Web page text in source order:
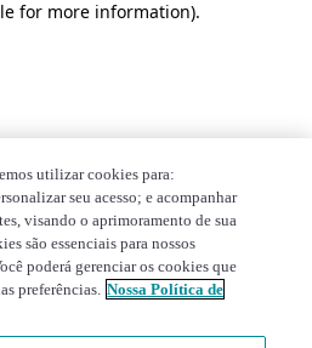
for more information).
utilizar cookies para:
seu acesso; e acompanhar
visando o aprimoramento de sua
são essenciais para nossos
poderá gerenciar os cookies que
preferências. Nossa Política de